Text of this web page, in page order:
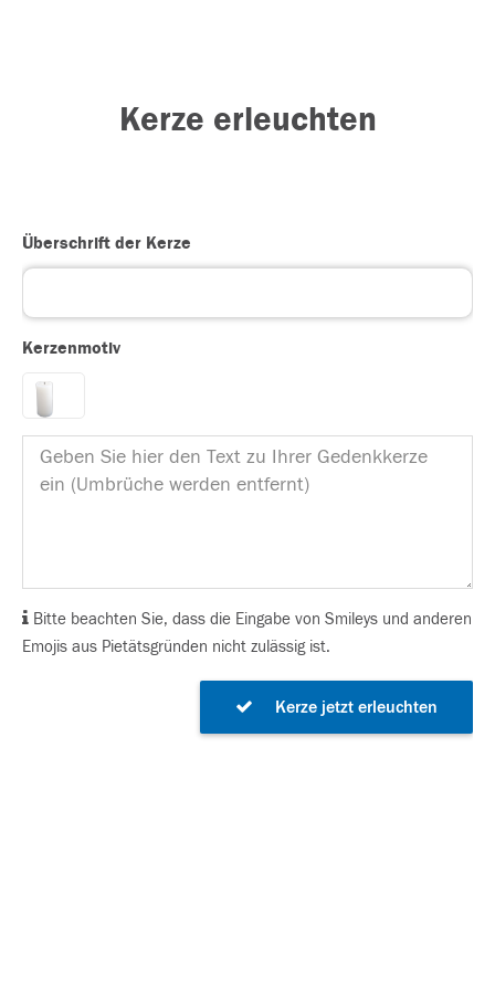
Kerze erleuchten
Überschrift der Kerze
Kerzenmotiv
Bitte beachten Sie, dass die Eingabe von Smileys und anderen
Emojis aus Pietätsgründen nicht zulässig ist.
Kerze jetzt erleuchten